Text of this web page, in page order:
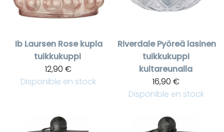
Ib Laursen Rose kupla
tuikkukuppi
12,90 €
Disponible en stock
Riverdale Pyöreä lasinen
tuikkukuppi
kultareunalla
16,90 €
Disponible en stock